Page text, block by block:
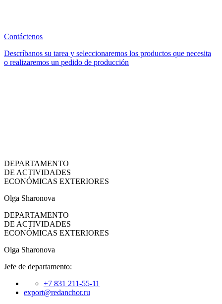
Contáctenos
Descríbanos su tarea y seleccionaremos los productos que necesita
o realizaremos un pedido de producción
DEPARTAMENTO
DE ACTIVIDADES
ECONÓMICAS EXTERIORES
Olga Sharonova
DEPARTAMENTO
DE ACTIVIDADES
ECONÓMICAS EXTERIORES
Olga Sharonova
Jefe de departamento:
+7 831 211-55-11
export@redanchor.ru